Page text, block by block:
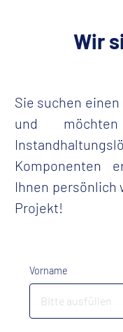
Wir
Sie suchen
und
Komponenten
Ihnen persönlich
Projekt!
Vorname